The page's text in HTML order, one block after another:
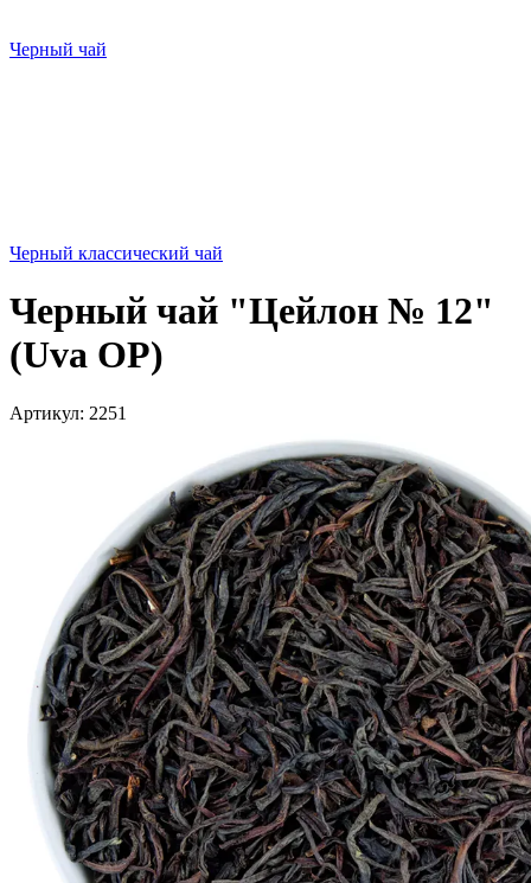
Черный чай
Черный классический чай
Черный чай "Цейлон № 12"
(Uva OP)
Артикул: 2251